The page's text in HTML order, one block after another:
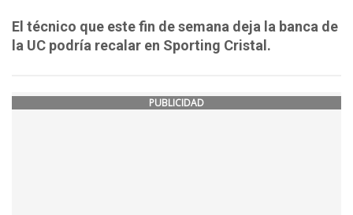
El técnico que este fin de semana deja la banca de
la UC podría recalar en Sporting Cristal.
PUBLICIDAD